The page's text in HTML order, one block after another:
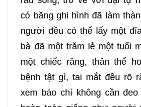
có băng ghi hình đã làm
người đều có thể lấy một
bà đã một trăm lẻ một tuổi
một chiếc răng, thân thể
bệnh tật gì, tai mắt đều rõ
xem báo chí không cần